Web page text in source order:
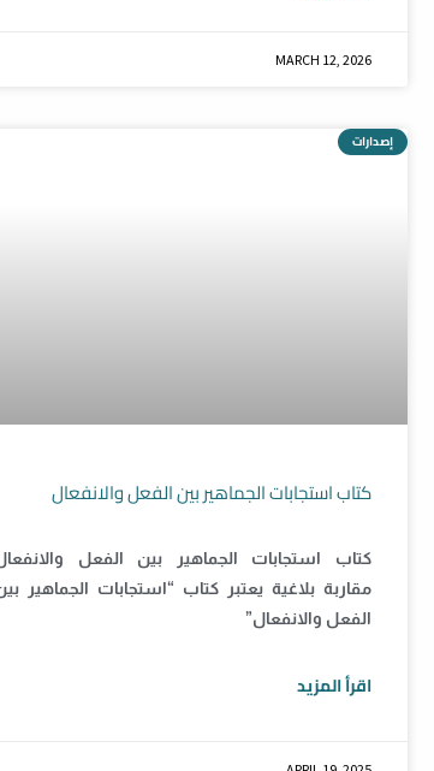
MARCH 12, 2026
إصدارات
كتاب استجابات الجماهير بين الفعل والانفعال
كتاب استجابات الجماهير بين الفعل
مقاربة بلاغية يعتبر كتاب “استجابات الجماهير
الفعل والانفعال”
اقرأ المزيد